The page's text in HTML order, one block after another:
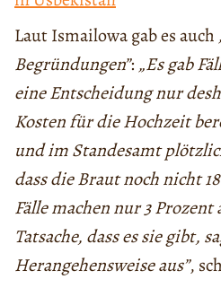
Laut Ismailowa gab es auch
Begründungen”: „Es gab
eine Entscheidung nur
Kosten für die Hochzeit
und im Standesamt
dass die Braut noch nicht
Fälle machen nur 3
Tatsache, dass es sie gibt,
Herangehensweise aus”,